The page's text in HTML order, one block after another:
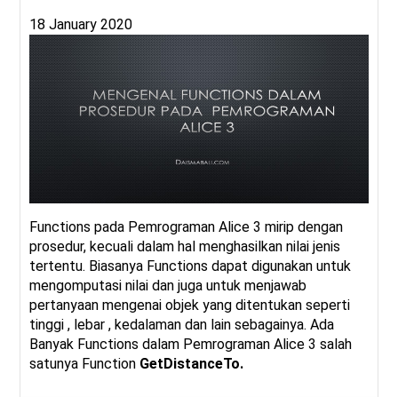
18 January 2020
Functions pada Pemrograman Alice 3 mirip dengan
prosedur, kecuali dalam hal menghasilkan nilai jenis
tertentu. Biasanya Functions dapat digunakan untuk
mengomputasi nilai dan juga untuk menjawab
pertanyaan mengenai objek yang ditentukan seperti
tinggi , lebar , kedalaman dan lain sebagainya. Ada
Banyak Functions dalam Pemrograman Alice 3 salah
satunya Function GetDistanceTo.